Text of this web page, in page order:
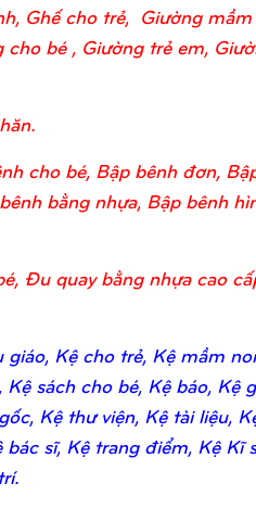
Ghế cho trẻ, Giường
cho bé , Giường trẻ em,
cho bé, Bập bênh đơn,
bằng nhựa, Bập bênh
Đu quay bằng nhựa cao
Kệ cho trẻ, Kệ mầm
sách cho bé, Kệ báo, Kệ
Kệ thư viện, Kệ tài liệu,
bác sĩ, Kệ trang điểm, Kệ Kĩ